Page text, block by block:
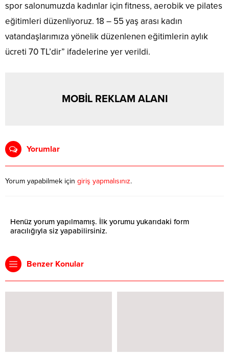
spor salonumuzda kadınlar için fitness, aerobik ve pilates
eğitimleri düzenliyoruz. 18 – 55 yaş arası kadın
vatandaşlarımıza yönelik düzenlenen eğitimlerin aylık
ücreti 70 TL’dir” ifadelerine yer verildi.
MOBİL REKLAM ALANI
Yorumlar
Yorum yapabilmek için giriş yapmalısınız.
Henüz yorum yapılmamış. İlk yorumu yukarıdaki form
aracılığıyla siz yapabilirsiniz.
Benzer Konular